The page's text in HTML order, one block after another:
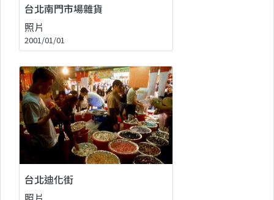
台北南門市場雜貨
照片
2001/01/01
台北迪化街